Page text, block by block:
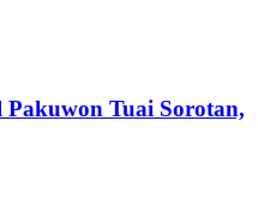
Tuai Sorotan,